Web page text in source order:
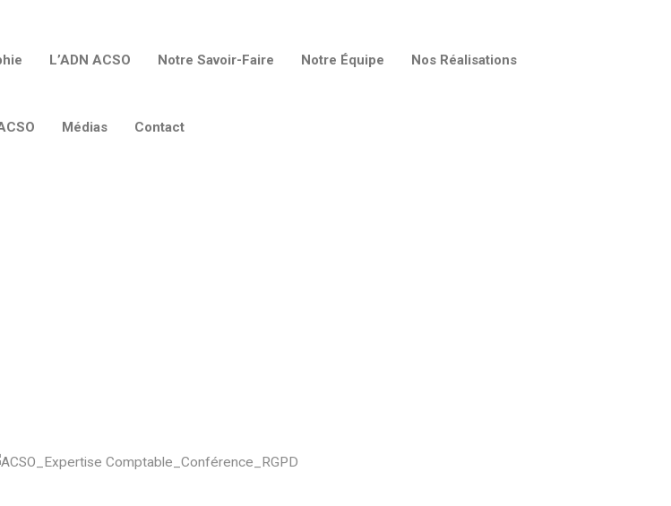
L’ADN ACSO Notre Savoir-Faire Notre Équipe Nos Réalisations
Médias Contact